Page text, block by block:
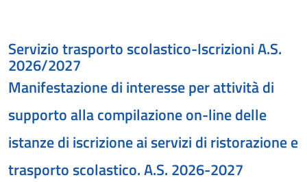
Servizio trasporto scolastico-Iscrizioni A.S.
2026/2027
Manifestazione di interesse per attività di
supporto alla compilazione on-line delle
istanze di iscrizione ai servizi di ristorazione e
trasporto scolastico. A.S. 2026-2027